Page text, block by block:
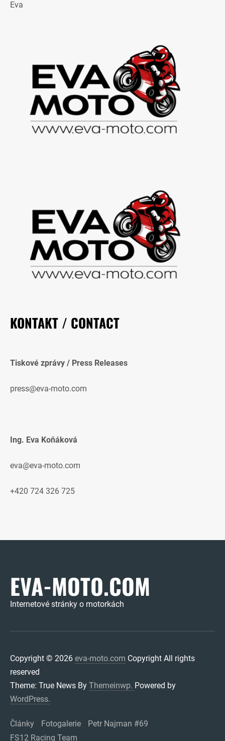
Eva
KONTAKT / CONTACT
Tiskové zprávy / Press Releases
press@eva-moto.com
Ing. Eva Koňáková
eva@eva-moto.com
+420 724 326 725
EVA-MOTO.COM
Internetové stránky o motorkách
Copyright © 2026 eva-moto.com Copyright All rights
reserved
Theme: True News By Themeinwp. Powered by
WordPress.
Články Fotogalerie
Petr Najman #69
FS12 Racing Team